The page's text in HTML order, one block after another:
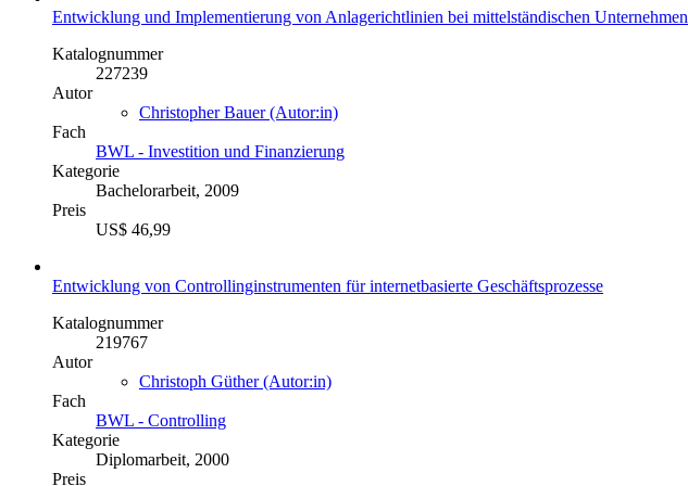
Entwicklung und Implementierung von Anlagerichtlinien bei mittelständischen Unternehmen
Katalognummer
227239
Autor
Christopher Bauer (Autor:in)
Fach
BWL - Investition und Finanzierung
Kategorie
Bachelorarbeit, 2009
Preis
US$ 46,99
Entwicklung von Controllinginstrumenten für internetbasierte Geschäftsprozesse
Katalognummer
219767
Autor
Christoph Güther (Autor:in)
Fach
BWL - Controlling
Kategorie
Diplomarbeit, 2000
Preis